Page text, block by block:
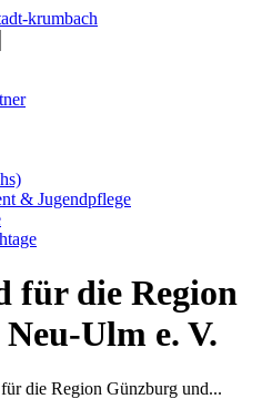
& Jugendpflege
für die Region
Ulm e. V.
die Region Günzburg und...